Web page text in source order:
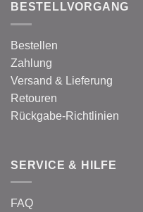
BESTELLVORGANG
Bestellen
Zahlung
Versand & Lieferung
Retouren
Rückgabe-Richtlinien
SERVICE & HILFE
FAQ